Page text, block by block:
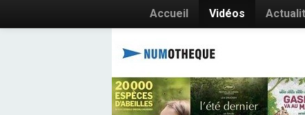
Accueil Vidéos